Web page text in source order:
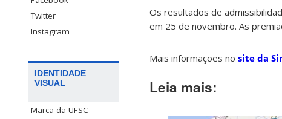
Twitter
Instagram
IDENTIDADE
VISUAL
Marca da UFSC
Os resultados de
em 25 de novembro. As
Mais informações no site da
Leia mais: